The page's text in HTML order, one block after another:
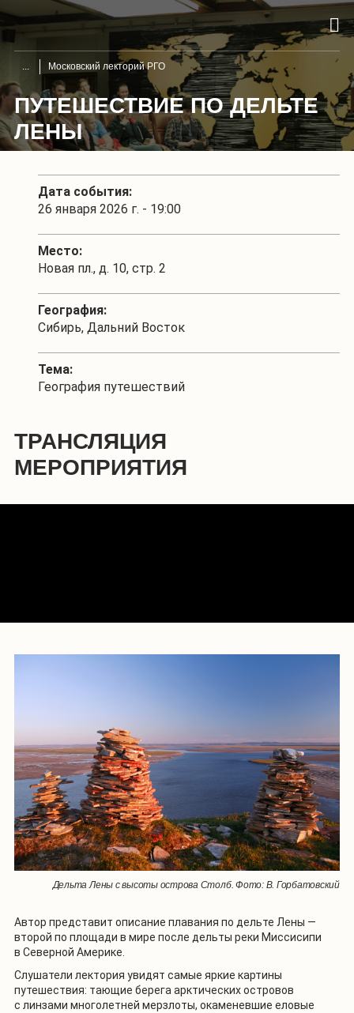
Московский лекторий РГО
ПУТЕШЕСТВИЕ ПО ДЕЛЬТЕ
ЛЕНЫ
Дата события:
26 января 2026 г. - 19:00
Место:
Новая пл., д. 10, стр. 2
География:
Сибирь, Дальний Восток
Тема:
География путешествий
ТРАНСЛЯЦИЯ
МЕРОПРИЯТИЯ
Дельта Лены с высоты острова Столб. Фото: В. Горбатовский
Автор представит описание плавания по дельте Лены —
второй по площади в мире после дельты реки Миссисипи
в Северной Америке.
Слушатели лектория увидят самые яркие картины
путешествия: тающие берега арктических островов
с линзами многолетней мерзлоты, окаменевшие еловые